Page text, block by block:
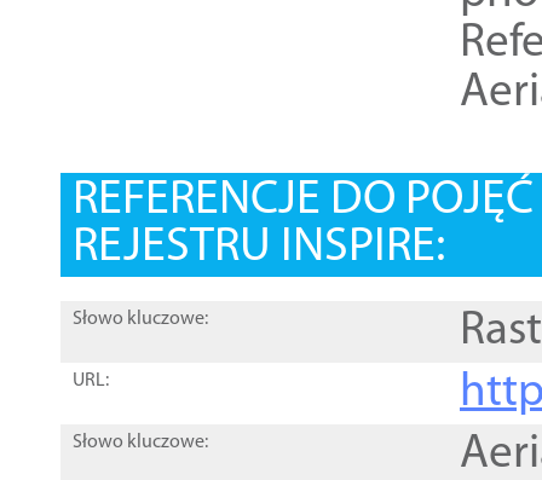
REFERENCJE DO
REJESTRU INSPIRE:
Słowo kluczowe:
URL:
Słowo kluczowe: